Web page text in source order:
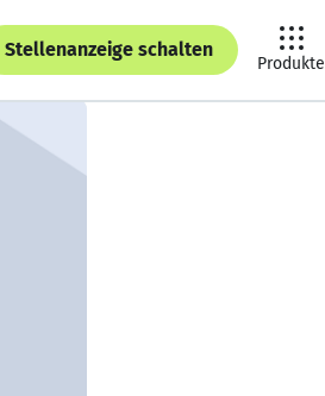
Stellenanzeige schalten
Produkte